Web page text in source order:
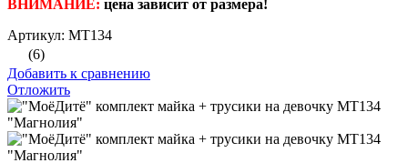
ВНИМАНИЕ: цена зависит от размера!
Артикул: МТ134
(6)
Добавить к сравнению
Отложить